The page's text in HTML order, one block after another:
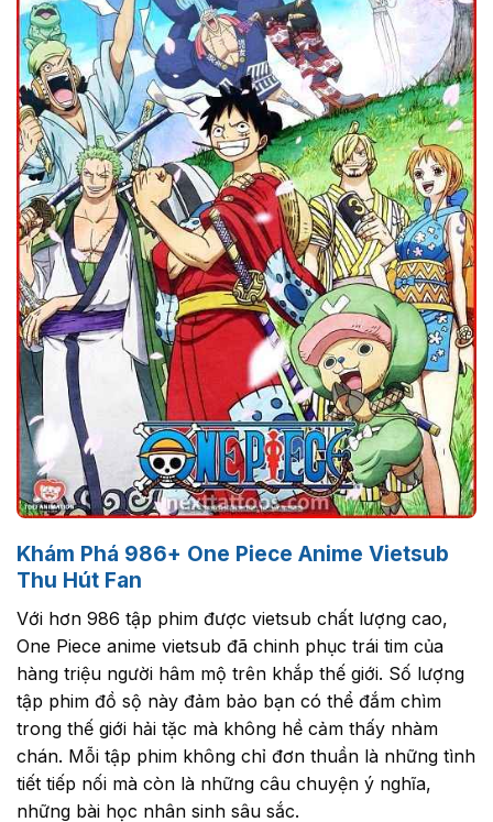
Khám Phá 986+ One Piece Anime Vietsub
Thu Hút Fan
Với hơn 986 tập phim được vietsub chất lượng cao,
One Piece anime vietsub đã chinh phục trái tim của
hàng triệu người hâm mộ trên khắp thế giới. Số lượng
tập phim đồ sộ này đảm bảo bạn có thể đắm chìm
trong thế giới hải tặc mà không hề cảm thấy nhàm
chán. Mỗi tập phim không chỉ đơn thuần là những tình
tiết tiếp nối mà còn là những câu chuyện ý nghĩa,
những bài học nhân sinh sâu sắc.